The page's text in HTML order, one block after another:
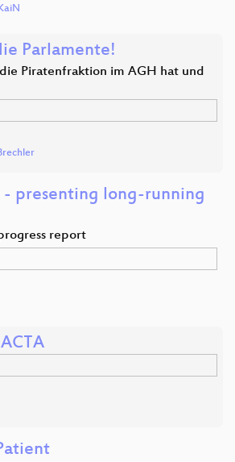
Parlamente!
Piratenfraktion im AGH hat und
- presenting long-running
report